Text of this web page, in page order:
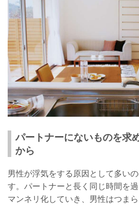
パートナーにないものを求
から
男性が浮気をする原因として多い
す。パートナーと長く同じ時間を
マンネリ化していき、男性はつまら